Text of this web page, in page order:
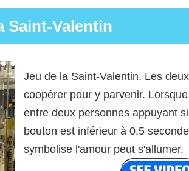
Saint-Valentin
Jeu de la Saint-Valentin. Les
coopérer pour y parvenir.
entre deux personnes appuyant
bouton est inférieur à 0,5
symbolise l'amour peut s'allumer.